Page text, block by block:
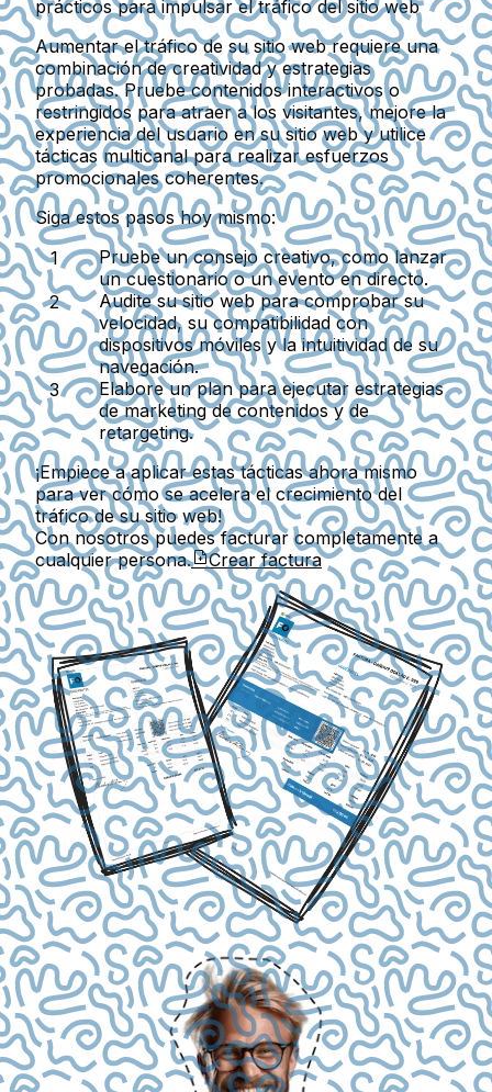
prácticos para impulsar el tráfico del sitio web
Aumentar el tráfico de su sitio web requiere una
combinación de creatividad y estrategias
probadas. Pruebe contenidos interactivos o
restringidos para atraer a los visitantes, mejore la
experiencia del usuario en su sitio web y utilice
tácticas multicanal para realizar esfuerzos
promocionales coherentes.
Siga estos pasos hoy mismo:
Pruebe un consejo creativo, como lanzar
un cuestionario o un evento en directo.
Audite su sitio web para comprobar su
velocidad, su compatibilidad con
dispositivos móviles y la intuitividad de su
navegación.
Elabore un plan para ejecutar estrategias
de marketing de contenidos y de
retargeting.
¡Empiece a aplicar estas tácticas ahora mismo
para ver cómo se acelera el crecimiento del
tráfico de su sitio web!
Con nosotros puedes facturar completamente a
cualquier persona.
Crear factura